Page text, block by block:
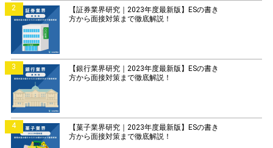
2
【証券業界研究｜2023年度最新版】ESの書き
方から面接対策まで徹底解説！
3
【銀行業界研究｜2023年度最新版】ESの書き
方から面接対策まで徹底解説！
4
【菓子業界研究｜2023年度最新版】ESの書き
方から面接対策まで徹底解説！